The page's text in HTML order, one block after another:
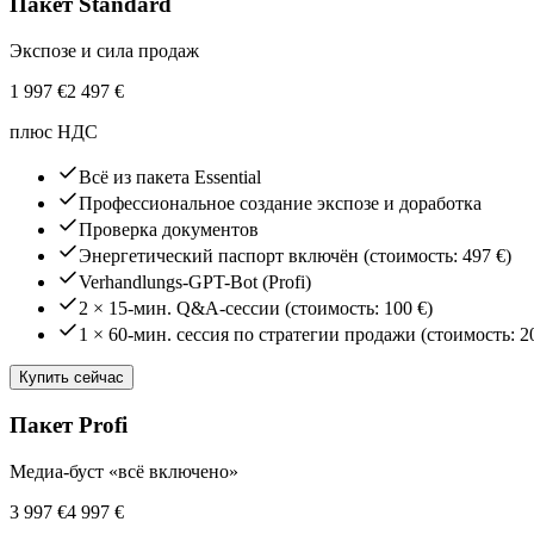
Экспозе и сила продаж
1 997 €2 497 €
плюс НДС
Всё из пакета Essential
Профессиональное создание экспозе и доработка
Проверка документов
Энергетический паспорт включён (стоимость: 497 €)
Verhandlungs-GPT-Bot (Profi)
2 × 15-мин. Q&A-сессии (стоимость: 100 €)
1 × 60-мин. сессия по стратегии продажи (стоимость:
Купить сейчас
Пакет Profi
Медиа-буст «всё включено»
3 997 €4 997 €